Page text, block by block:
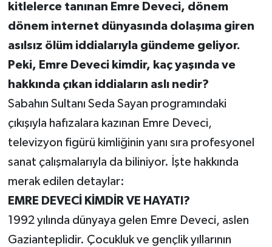
kitlelerce tanınan Emre Deveci, dönem
dönem internet dünyasında dolaşıma giren
asılsız ölüm iddialarıyla gündeme geliyor.
Peki, Emre Deveci kimdir, kaç yaşında ve
hakkında çıkan iddiaların aslı nedir?
Sabahın Sultanı Seda Sayan programındaki
çıkışıyla hafızalara kazınan Emre Deveci,
televizyon figürü kimliğinin yanı sıra profesyonel
sanat çalışmalarıyla da biliniyor. İşte hakkında
merak edilen detaylar:
EMRE DEVECİ KİMDİR VE HAYATI?
1992 yılında dünyaya gelen Emre Deveci, aslen
Gazianteplidir. Çocukluk ve gençlik yıllarının